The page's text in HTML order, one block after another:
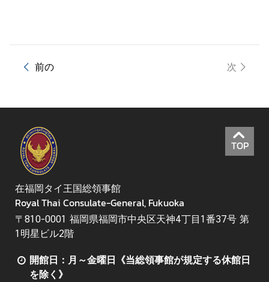
前の 次
TOP
在福岡タイ王国総領事館
Royal Thai Consulate-General, Fukuoka
〒810-0001 福岡県福岡市中央区天神4丁目1番37号 第
1明星ビル2階
開館日：月～金曜日《当総領事館が規定する休館日
を除く》